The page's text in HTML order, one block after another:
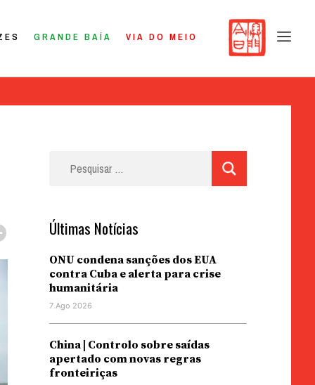
GRANDE BAÍA VIA DO MEIO
Últimas Notícias
ONU condena sanções dos EUA
contra Cuba e alerta para crise
humanitária
7 Ago 2026
China | Controlo sobre saídas
apertado com novas regras
fronteiriças